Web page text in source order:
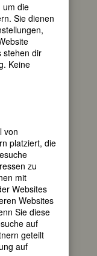
1813
nichts
für
Kindern
und
Der
Und
als
um die
Sie dienen
stehen dir
Keine
von
platziert, die
zu
mit
Websites
Websites
Sie diese
auf
geteilt
auf